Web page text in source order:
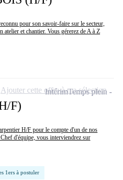
pour son savoir-faire sur le secteur,
et chantier. Vous gérerez de A à Z
F)
H/F pour le compte d'un de nos
d'équipe, vous interviendrez sur
1ers à postuler
IntérimTemps plein
Ajouter cette offre à ma sélection